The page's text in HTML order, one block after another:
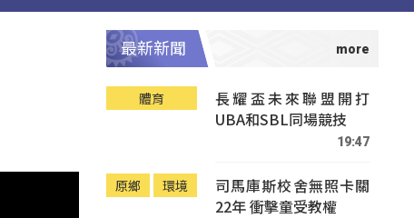
最新新聞
體育
長耀盃未來聯盟開打
UBA和SBL同場競技
19:47
原鄉 環境
司馬庫斯校舍無照卡關
22年 衝擊童受教權